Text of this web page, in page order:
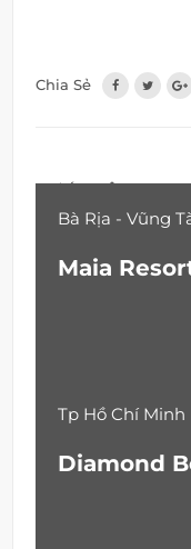
Chia Sẻ
DỰ ÁN LIÊN QUAN
Bà Rịa - Vũng
Maia
Tp Hồ Chí Minh
Diamond